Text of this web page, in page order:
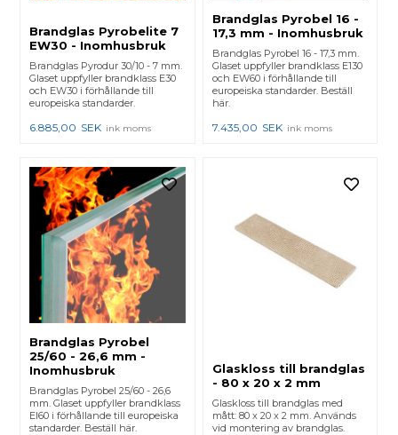
Brandglas Pyrobelite 7
EW30 - Inomhusbruk
Brandglas Pyrodur 30/10 - 7 mm.
Glaset uppfyller brandklass E30
och EW30 i förhållande till
europeiska standarder.
6.885,00 SEK ink moms
Brandglas Pyrobel 16 -
17,3 mm - Inomhusbruk
Brandglas Pyrobel 16 - 17,3 mm.
Glaset uppfyller brandklass E130
och EW60 i förhållande till
europeiska standarder. Beställ
här.
7.435,00 SEK ink moms
Brandglas Pyrobel
25/60 - 26,6 mm -
Inomhusbruk
Brandglas Pyrobel 25/60 - 26,6
mm. Glaset uppfyller brandklass
EI60 i förhållande till europeiska
standarder. Beställ här.
Glaskloss till brandglas
- 80 x 20 x 2 mm
Glaskloss till brandglas med
mått: 80 x 20 x 2 mm. Används
vid montering av brandglas.